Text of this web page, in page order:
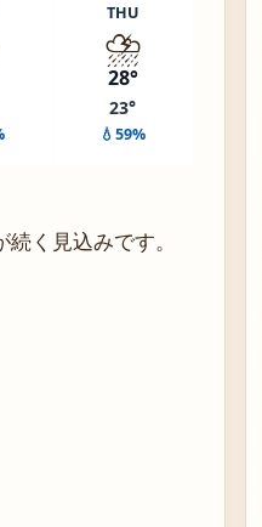
THU
⛈️
28°
23°
💧59%
く見込みです。